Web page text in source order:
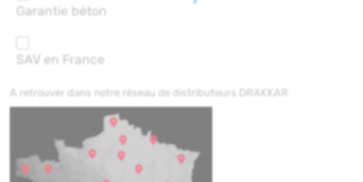
Garantie béton
SAV en France
A retrouver dans notre réseau de distributeurs DRAKKAR